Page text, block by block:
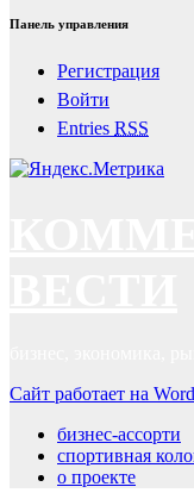
Панель управления
Регистрация
Войти
Entries RSS
Сайт работает на
бизнес-ассорти
спортивная
о проекте